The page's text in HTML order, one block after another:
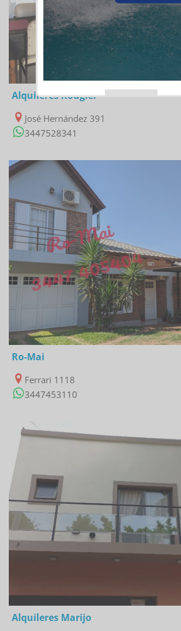
04/02/2023
Alquileres Rougier
José Hernández 391
3447528341
01/02/2023
Ro-Mai
Ferrari 1118
3447453110
Alquileres Marijo
This popup will close in: